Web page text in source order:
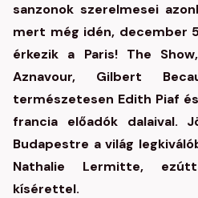
sanzonok szerelmesei
mert még idén, december
érkezik a Paris! The
Aznavour, Gilbert
természetesen Edith Piaf
francia előadók dalaival.
Budapestre a világ
Nathalie Lermitte,
kísérettel.